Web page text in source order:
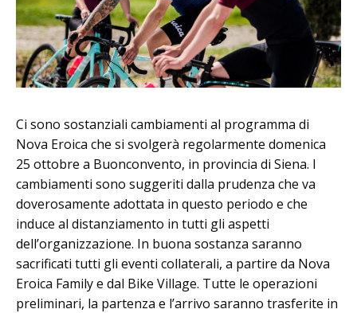
Ci sono sostanziali cambiamenti al programma di
Nova Eroica che si svolgerà regolarmente domenica
25 ottobre a Buonconvento, in provincia di Siena. I
cambiamenti sono suggeriti dalla prudenza che va
doverosamente adottata in questo periodo e che
induce al distanziamento in tutti gli aspetti
dell’organizzazione. In buona sostanza saranno
sacrificati tutti gli eventi collaterali, a partire da Nova
Eroica Family e dal Bike Village. Tutte le operazioni
preliminari, la partenza e l’arrivo saranno trasferite in